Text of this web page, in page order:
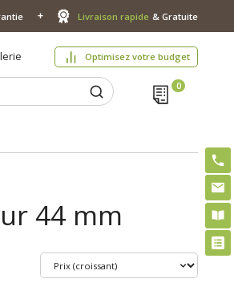
Livraison rapide & Gratuite
Optimisez votre budget
44 mm